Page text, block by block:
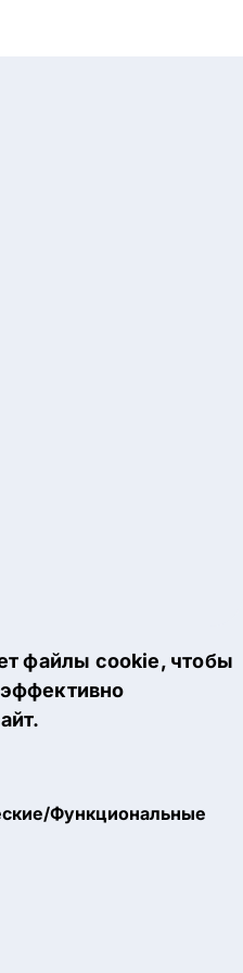
файлы cookie, чтобы
Функциональные